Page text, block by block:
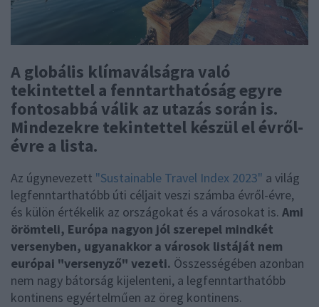
A globális klímaválságra való
tekintettel a fenntarthatóság egyre
fontosabbá válik az utazás során is.
Mindezekre tekintettel készül el évről-
évre a lista.
Az úgynevezett "Sustainable Travel Index 2023" a világ
legfenntarthatóbb úti céljait veszi számba évről-évre,
és külön értékelik az országokat és a városokat is. Ami
örömteli, Európa nagyon jól szerepel mindkét
versenyben, ugyanakkor a városok listáját nem
európai "versenyző" vezeti. Összességében azonban
nem nagy bátorság kijelenteni, a legfenntarthatóbb
kontinens egyértelműen az öreg kontinens.